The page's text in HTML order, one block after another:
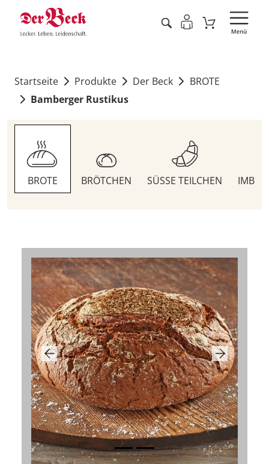
Startseite Produkte Der Beck
BROTE
Bamberger Rustikus
BROTE BRÖTCHEN SÜSSE TEILCHEN
Previous Next